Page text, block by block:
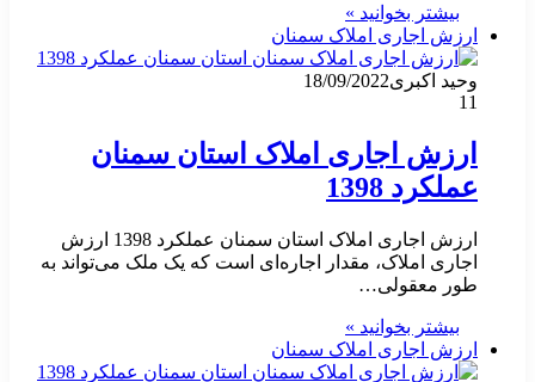
بیشتر بخوانید »
ارزش اجاری املاک سمنان
وحید اکبری18/09/2022
11
ارزش اجاری املاک استان سمنان
عملکرد 1398
ارزش اجاری املاک استان سمنان عملکرد 1398 ارزش
اجاری املاک، مقدار اجاره‌ای است که یک ملک می‌تواند به
طور معقولی…
بیشتر بخوانید »
ارزش اجاری املاک سمنان